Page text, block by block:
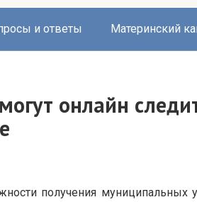
и ответы Материнский
онлайн
получения муниципальных